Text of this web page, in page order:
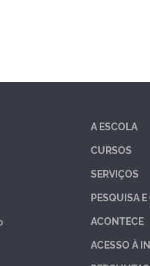
A ESCOLA
CURSOS
SERVIÇOS
PESQUISA
ACONTECE
ACESSO À